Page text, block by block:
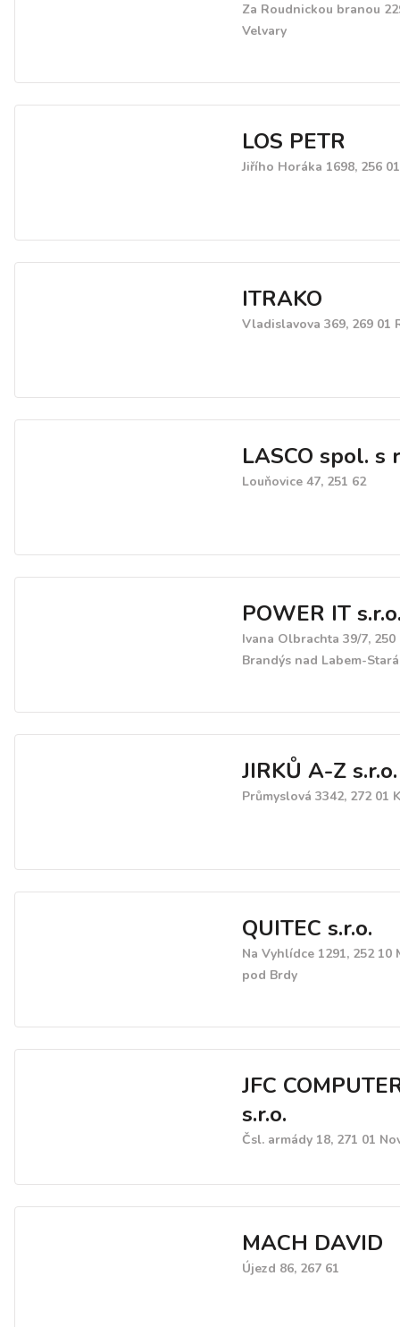
Za Roudnickou branou
Velvary
LOS PETR
Jiřího Horáka 1698, 256
ITRAKO
Vladislavova 369, 269 01
LASCO spol. s
Louňovice 47, 251 62
POWER IT
Ivana Olbrachta 39/7, 250
Brandýs nad Labem-
JIRKŮ A-Z s.r.o.
Průmyslová 3342, 272 01
QUITEC s.r.o.
Na Vyhlídce 1291, 252 10
pod Brdy
JFC
s.r.o.
Čsl. armády 18, 271 01
MACH DAVID
Újezd 86, 267 61